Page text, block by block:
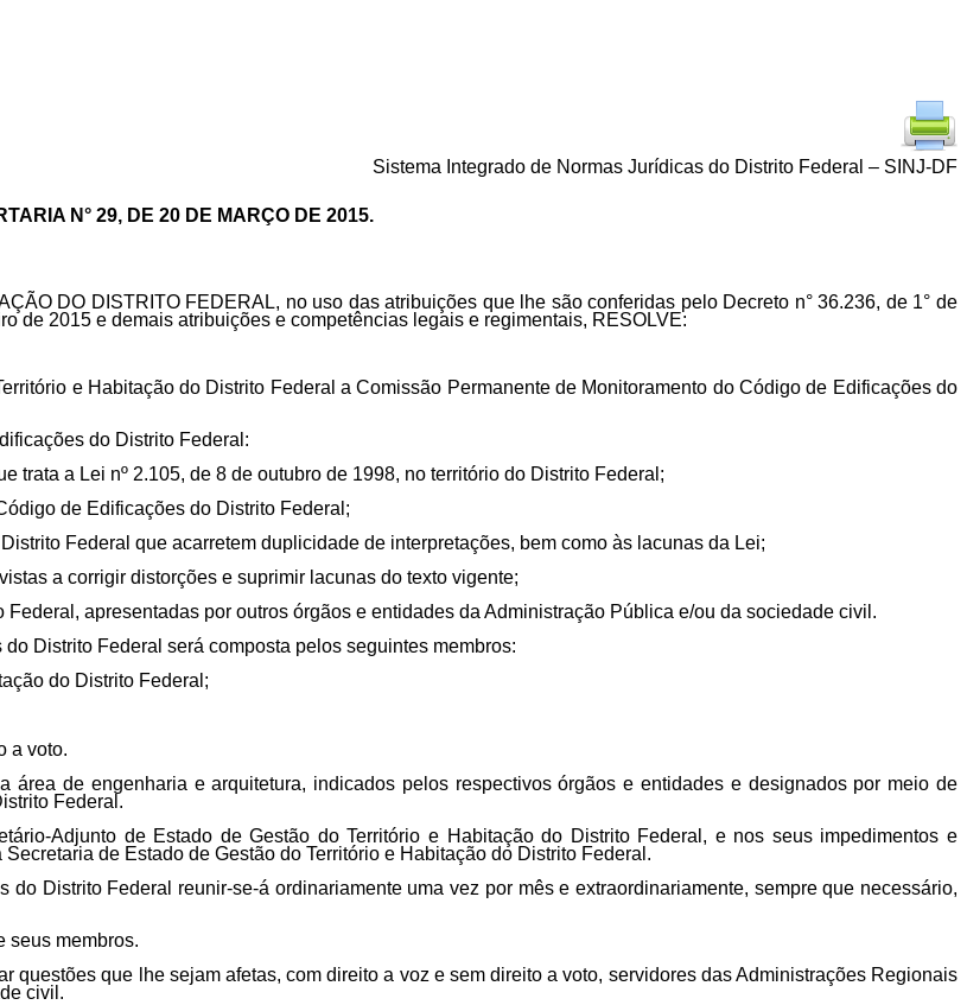
Sistema Integrado de Normas Jurídicas do Distrito Federal – SINJ-DF
N° 29, DE 20 DE MARÇO DE 2015.
DO DISTRITO FEDERAL, no uso das atribuições que lhe são conferidas pelo Decreto n° 36.236, de 1° de
de 2015 e demais atribuições e competências legais e regimentais, RESOLVE:
e Habitação do Distrito Federal a Comissão Permanente de Monitoramento do Código de Edificações do
do Distrito Federal:
trata a Lei nº 2.105, de 8 de outubro de 1998, no território do Distrito Federal;
de Edificações do Distrito Federal;
Federal que acarretem duplicidade de interpretações, bem como às lacunas da Lei;
a corrigir distorções e suprimir lacunas do texto vigente;
apresentadas por outros órgãos e entidades da Administração Pública e/ou da sociedade civil.
Distrito Federal será composta pelos seguintes membros:
do Distrito Federal;
a voto.
área de engenharia e arquitetura, indicados pelos respectivos órgãos e entidades e designados por meio de
Federal.
Adjunto de Estado de Gestão do Território e Habitação do Distrito Federal, e nos seus impedimentos e
de Estado de Gestão do Território e Habitação do Distrito Federal.
Distrito Federal reunir-se-á ordinariamente uma vez por mês e extraordinariamente, sempre que necessário,
seus membros.
questões que lhe sejam afetas, com direito a voz e sem direito a voto, servidores das Administrações Regionais
civil.